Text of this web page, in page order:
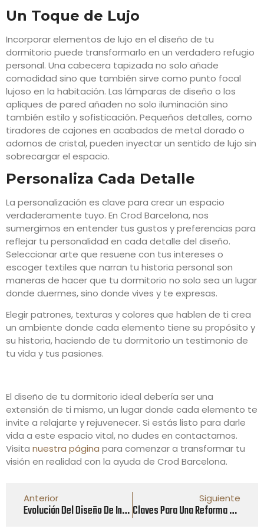
Un Toque de Lujo
Incorporar elementos de lujo en el diseño de tu
dormitorio puede transformarlo en un verdadero refugio
personal. Una cabecera tapizada no solo añade
comodidad sino que también sirve como punto focal
lujoso en la habitación. Las lámparas de diseño o los
apliques de pared añaden no solo iluminación sino
también estilo y sofisticación. Pequeños detalles, como
tiradores de cajones en acabados de metal dorado o
adornos de cristal, pueden inyectar un sentido de lujo sin
sobrecargar el espacio.
Personaliza Cada Detalle
La personalización es clave para crear un espacio
verdaderamente tuyo. En Crod Barcelona, nos
sumergimos en entender tus gustos y preferencias para
reflejar tu personalidad en cada detalle del diseño.
Seleccionar arte que resuene con tus intereses o
escoger textiles que narran tu historia personal son
maneras de hacer que tu dormitorio no solo sea un lugar
donde duermes, sino donde vives y te expresas.
Elegir patrones, texturas y colores que hablen de ti crea
un ambiente donde cada elemento tiene su propósito y
su historia, haciendo de tu dormitorio un testimonio de
tu vida y tus pasiones.
El diseño de tu dormitorio ideal debería ser una
extensión de ti mismo, un lugar donde cada elemento te
invite a relajarte y rejuvenecer. Si estás listo para darle
vida a este espacio vital, no dudes en contactarnos.
Visita nuestra página para comenzar a transformar tu
visión en realidad con la ayuda de Crod Barcelona.
Anterior
Evolución Del Diseño De Interiores: Tendencias Pasadas Y Futuras
Siguiente
Claves Para Una Reforma Exitosa: Planificación, Diseño Y Ejecución